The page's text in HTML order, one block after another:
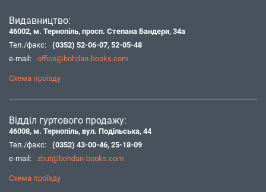
Видавництво:
46002, м. Тернопіль, просп. Степана Бандери, 34а
Тел./факс:
(0352) 52-06-07, 52-05-48
e-mail:
office@bohdan-books.com
Схема проїзду
Відділ гуртового продажу:
46008, м. Тернопіль, вул. Подільська, 44
Тел./факс:
(0352) 43-00-46, 25-18-09
e-mail:
zbut@bohdan-books.com
Схема проїзду